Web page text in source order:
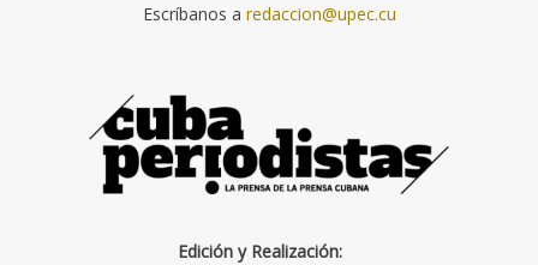
Escríbanos a redaccion@upec.cu
Edición y Realización: